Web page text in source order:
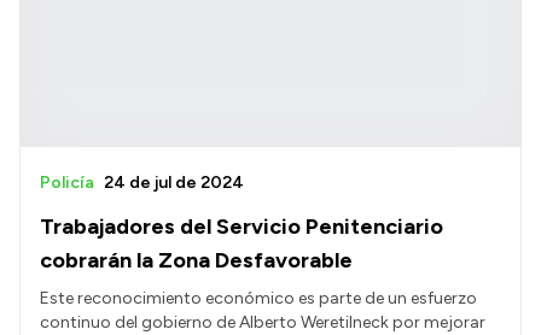
Trabajadores del Servicio Penitenciario
cobrarán la Zona Desfavorable
Policía 24 de jul de 2024
Este reconocimiento económico es parte de un esfuerzo
continuo del gobierno de Alberto Weretilneck por mejorar